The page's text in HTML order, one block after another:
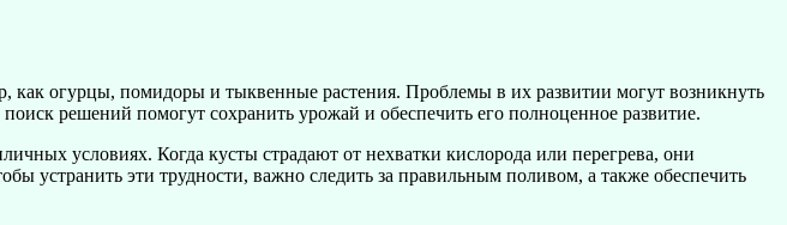
как огурцы, помидоры и тыквенные растения. Проблемы в их развитии могут возникнуть
решений помогут сохранить урожай и обеспечить его полноценное развитие.
условиях. Когда кусты страдают от нехватки кислорода или перегрева, они
устранить эти трудности, важно следить за правильным поливом, а также обеспечить